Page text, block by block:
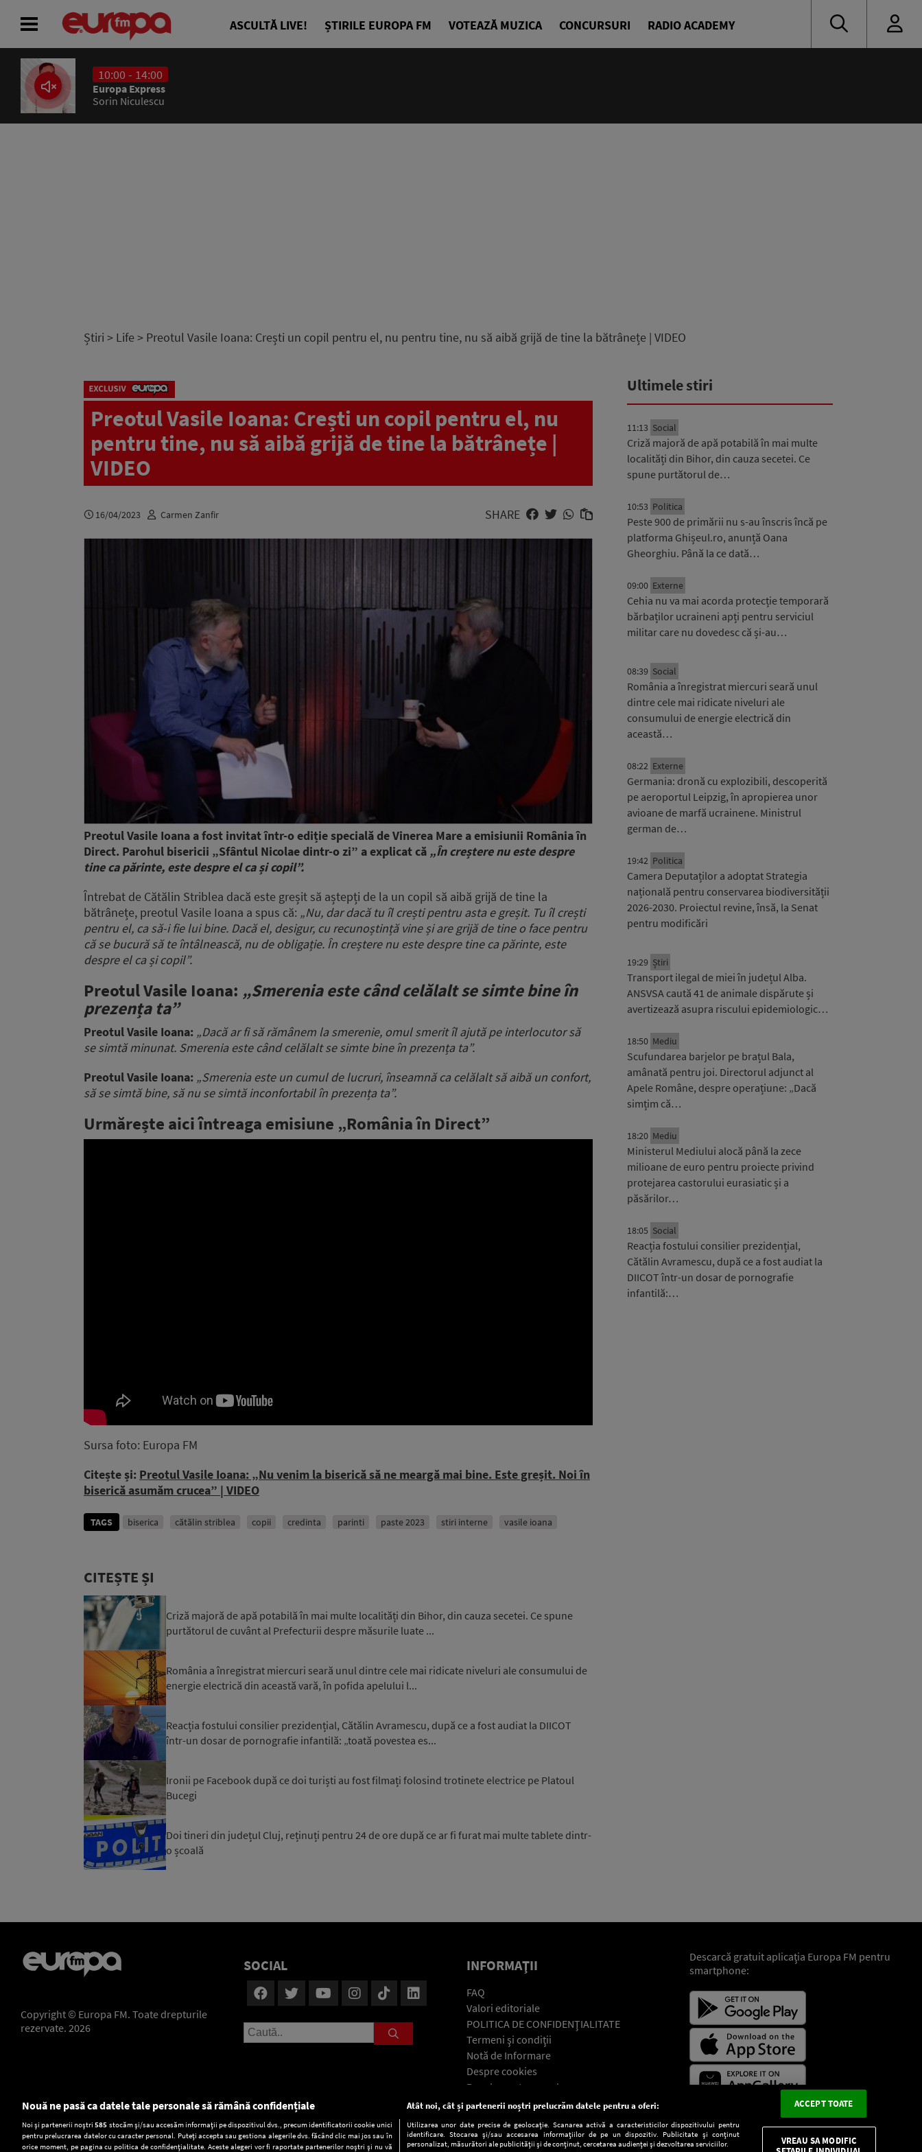
ASCULTĂ LIVE! ȘTIRILE EUROPA FM VOTEAZĂ MUZICA CONCURSURI RADIO ACADEMY
10:00 - 14:00
Europa Express
Sorin Niculescu
Știri > Life > Preotul Vasile Ioana: Crești un copil pentru el, nu pentru tine, nu să aibă grijă de tine la bătrânețe | VIDEO
Preotul Vasile Ioana: Crești un copil pentru el, nu
pentru tine, nu să aibă grijă de tine la bătrânețe |
VIDEO
16/04/2023 Carmen Zanfir SHARE
Preotul Vasile Ioana a fost invitat într-o ediție specială de Vinerea Mare a emisiunii România în
Direct. Parohul bisericii „Sfântul Nicolae dintr-o zi” a explicat că „În creștere nu este despre
tine ca părinte, este despre el ca și copil”.
Întrebat de Cătălin Striblea dacă este greșit să aștepți de la un copil să aibă grijă de tine la
bătrânețe, preotul Vasile Ioana a spus că: „Nu, dar dacă tu îl crești pentru asta e greșit. Tu îl crești
pentru el, ca să-i fie lui bine. Dacă el, desigur, cu recunoștință vine și are grijă de tine o face pentru
că se bucură să te întâlnească, nu de obligație. În creștere nu este despre tine ca părinte, este
despre el ca și copil”.
Preotul Vasile Ioana: „Smerenia este când celălalt se simte bine în
prezența ta”
Preotul Vasile Ioana: „Dacă ar fi să rămânem la smerenie, omul smerit îl ajută pe interlocutor să
se simtă minunat. Smerenia este când celălalt se simte bine în prezența ta”.
Preotul Vasile Ioana: „Smerenia este un cumul de lucruri, înseamnă ca celălalt să aibă un confort,
să se simtă bine, să nu se simtă inconfortabil în prezența ta”.
Urmărește aici întreaga emisiune „România în Direct”
Sursa foto: Europa FM
Citește și: Preotul Vasile Ioana: „Nu venim la biserică să ne meargă mai bine. Este greșit. Noi în
biserică asumăm crucea” | VIDEO
TAGS biserica cătălin striblea copii credinta parinti paste 2023 stiri interne vasile ioana
CITEȘTE ȘI
Criză majoră de apă potabilă în mai multe localități din Bihor, din cauza secetei. Ce spune
purtătorul de cuvânt al Prefecturii despre măsurile luate ...
România a înregistrat miercuri seară unul dintre cele mai ridicate niveluri ale consumului de
energie electrică din această vară, în pofida apelului l...
Reacția fostului consilier prezidențial, Cătălin Avramescu, după ce a fost audiat la DIICOT
într-un dosar de pornografie infantilă: „toată povestea es...
Ironii pe Facebook după ce doi turiști au fost filmați folosind trotinete electrice pe Platoul
Bucegi
Doi tineri din județul Cluj, reținuți pentru 24 de ore după ce ar fi furat mai multe tablete dintr-
o școală
Ultimele stiri
11:13 Social
Criză majoră de apă potabilă în mai multe
localități din Bihor, din cauza secetei. Ce
spune purtătorul de…
10:53 Politica
Peste 900 de primării nu s-au înscris încă pe
platforma Ghișeul.ro, anunță Oana
Gheorghiu. Până la ce dată…
09:00 Externe
Cehia nu va mai acorda protecție temporară
bărbaților ucraineni apți pentru serviciul
militar care nu dovedesc că și-au…
08:39 Social
România a înregistrat miercuri seară unul
dintre cele mai ridicate niveluri ale
consumului de energie electrică din
această…
08:22 Externe
Germania: dronă cu explozibili, descoperită
pe aeroportul Leipzig, în apropierea unor
avioane de marfă ucrainene. Ministrul
german de…
19:42 Politica
Camera Deputaților a adoptat Strategia
națională pentru conservarea biodiversității
2026-2030. Proiectul revine, însă, la Senat
pentru modificări
19:29 Știri
Transport ilegal de miei în județul Alba.
ANSVSA caută 41 de animale dispărute și
avertizează asupra riscului epidemiologic…
18:50 Mediu
Scufundarea barjelor pe brațul Bala,
amânată pentru joi. Directorul adjunct al
Apele Române, despre operațiune: „Dacă
simțim că…
18:20 Mediu
Ministerul Mediului alocă până la zece
milioane de euro pentru proiecte privind
protejarea castorului eurasiatic și a
păsărilor…
18:05 Social
Reacția fostului consilier prezidențial,
Cătălin Avramescu, după ce a fost audiat la
DIICOT într-un dosar de pornografie
infantilă:…
Copyright © Europa FM. Toate drepturile
rezervate. 2026
SOCIAL INFORMAŢII
FAQ
Valori editoriale
POLITICA DE CONFIDENŢIALITATE
Termeni şi condiţii
Notă de Informare
Despre cookies
Regulament general
GDPR
Descarcă gratuit aplicaţia Europa FM pentru
smartphone:
ACASĂ
ȘTIRI
Setări:
Dark Mode
Nouă ne pasă ca datele tale personale să rămână confidențiale
Noi și partenerii noștri585 stocăm și/sau accesăm informații pe dispozitivul dvs., precum identificatorii cookie unici
pentru prelucrarea datelor cu caracter personal. Puteți accepta sau gestiona alegerile dvs. făcând clic mai jos sau în
orice moment, pe pagina cu politica de confidențialitate. Aceste alegeri vor fi raportate partenerilor noștri și nu vă
Atât noi, cât și partenerii noștri prelucrăm datele pentru a oferi:
Utilizarea unor date precise de geolocație. Scanarea activă a caracteristicilor dispozitivului pentru
identificare. Stocarea și/sau accesarea informațiilor de pe un dispozitiv. Publicitate și conținut
personalizat, măsurători ale publicității și de conținut, cercetarea audienței și dezvoltarea serviciilor.
ACCEPT TOATE
VREAU SA MODIFIC